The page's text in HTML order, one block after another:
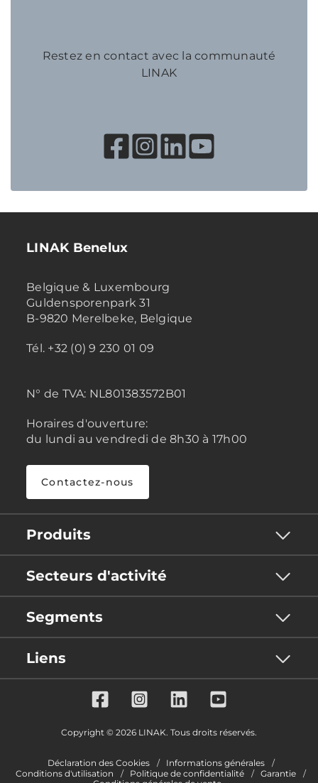
Restez en contact avec la communauté
LINAK
LINAK Benelux
Belgique & Luxembourg
Guldensporenpark 31
B-9820 Merelbeke, Belgique
Tél. +32 (0) 9 230 01 09
N° de TVA: NL801383572B01
Horaires d'ouverture:
du lundi au vendredi de 8h30 à 17h00
Contactez-nous
Produits
Secteurs d'activité
Segments
Liens
Copyright © 2026 LINAK. Tous droits réservés.
Déclaration des Cookies
Informations générales
Conditions d'utilisation
Politique de confidentialité
Garantie